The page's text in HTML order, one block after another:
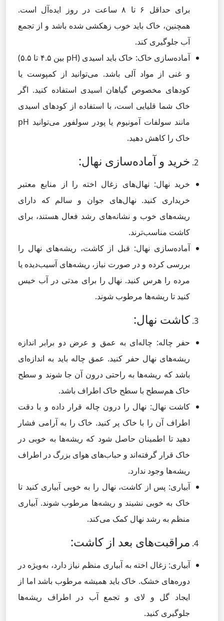
برای حداقل ۶ تا ۸ ساعت در روز ایده‌آل است.
همچنین، خاک باید خوب زهکشی شده باشد و از تجمع
آب جلوگیری کند.
آماده‌سازی خاک: خاک باید اسیدی (pH بین ۴.۵ تا ۵.۵)
و غنی از مواد آلی باشد. می‌توانید از کمپوست یا
کودهای مخصوص گیاهان اسیدی استفاده کنید. اگر
خاک شما قلیایی است، با استفاده از کودهای اسیدی
مانند سولفات آمونیوم یا پودر سولفور می‌توانید pH
خاک را کاهش دهید.
خرید و آماده‌سازی نهال:
خرید نهال: نهال‌های زغال اخته را از منابع معتبر
خریداری کنید. نهال‌های جوان و سالم که دارای
ریشه‌های خوب و نشانه‌های رشد فعال هستند، برای
کاشت مناسب‌ترند.
آماده‌سازی نهال: قبل از کاشت، ریشه‌های نهال را
بررسی کرده و در صورت نیاز، ریشه‌های آسیب‌دیده یا
مرده را هرس کنید. نهال را برای مدتی در آب خیس
کنید تا ریشه‌ها مرطوب شوند.
کاشت نهال:
حفر چاله: چاله‌ای به عمق و عرض دو برابر اندازه
ریشه‌های نهال حفر کنید. عمق چاله باید به اندازه‌ای
باشد که ریشه‌ها به راحتی درون آن جا شوند و سطح
خاک هم‌سطح با سطح خاک اطراف باشد.
کاشت نهال: نهال را درون چاله قرار داده و با دقت
اطراف آن را با خاک پر کنید. خاک را به آرامی فشار
دهید تا اطمینان حاصل شود که ریشه‌ها به خوبی در
خاک قرار گرفته‌اند و حباب‌های هوای بزرگ در اطراف
ریشه‌ها وجود ندارد.
آبیاری: پس از کاشت، نهال را به خوبی آبیاری کنید تا
خاک به خوبی نشیند و ریشه‌ها مرطوب شوند. آبیاری
منظم به رشد نهال کمک می‌کند.
مراقبت‌های بعد از کاشت:
آبیاری: زغال اخته به آبیاری منظم نیاز دارد، به‌ویژه در
دوره‌های خشک. خاک باید همیشه مرطوب باشد اما از
ایجاد گل و لای و تجمع آب در اطراف ریشه‌ها
جلوگیری کنید.